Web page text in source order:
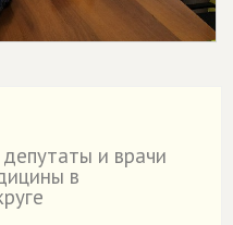
и врачи
в